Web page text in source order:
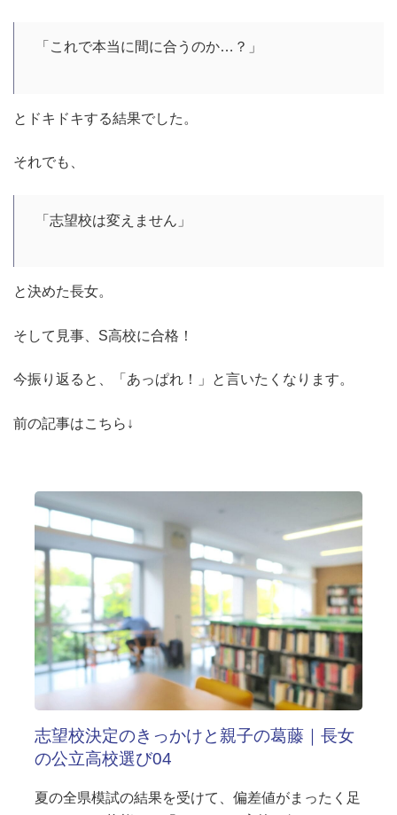
「これで本当に間に合うのか…？」
とドキドキする結果でした。
それでも、
「志望校は変えません」
と決めた長女。
そして見事、S高校に合格！
今振り返ると、「あっぱれ！」と言いたくなります。
前の記事はこちら↓
志望校決定のきっかけと親子の葛藤｜長女
の公立高校選び04
夏の全県模試の結果を受けて、偏差値がまったく足